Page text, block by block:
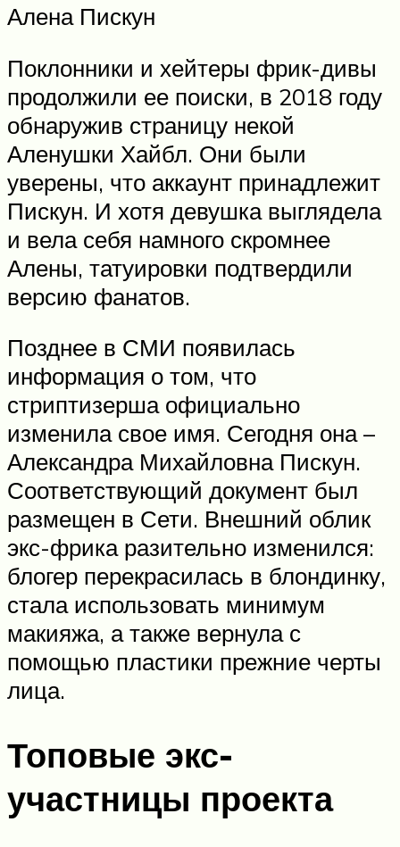
Алена Пискун
Поклонники и хейтеры фрик-дивы
продолжили ее поиски, в 2018 году
обнаружив страницу некой
Аленушки Хайбл. Они были
уверены, что аккаунт принадлежит
Пискун. И хотя девушка выглядела
и вела себя намного скромнее
Алены, татуировки подтвердили
версию фанатов.
Позднее в СМИ появилась
информация о том, что
стриптизерша официально
изменила свое имя. Сегодня она –
Александра Михайловна Пискун.
Соответствующий документ был
размещен в Сети. Внешний облик
экс-фрика разительно изменился:
блогер перекрасилась в блондинку,
стала использовать минимум
макияжа, а также вернула с
помощью пластики прежние черты
лица.
Топовые экс-
участницы проекта